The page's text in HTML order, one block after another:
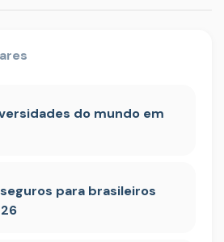
do mundo em
para brasileiros